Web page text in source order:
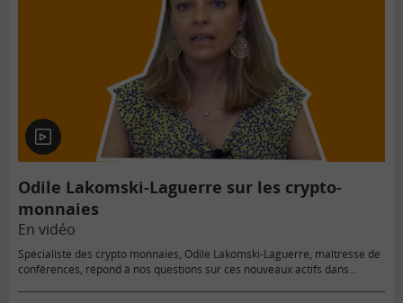
En
vidéo
Odile Lakomski-Laguerre sur les crypto-
monnaies
En vidéo
Spécialiste des crypto monnaies, Odile Lakomski-Laguerre, maîtresse de
conférences, répond à nos questions sur ces nouveaux actifs dans…